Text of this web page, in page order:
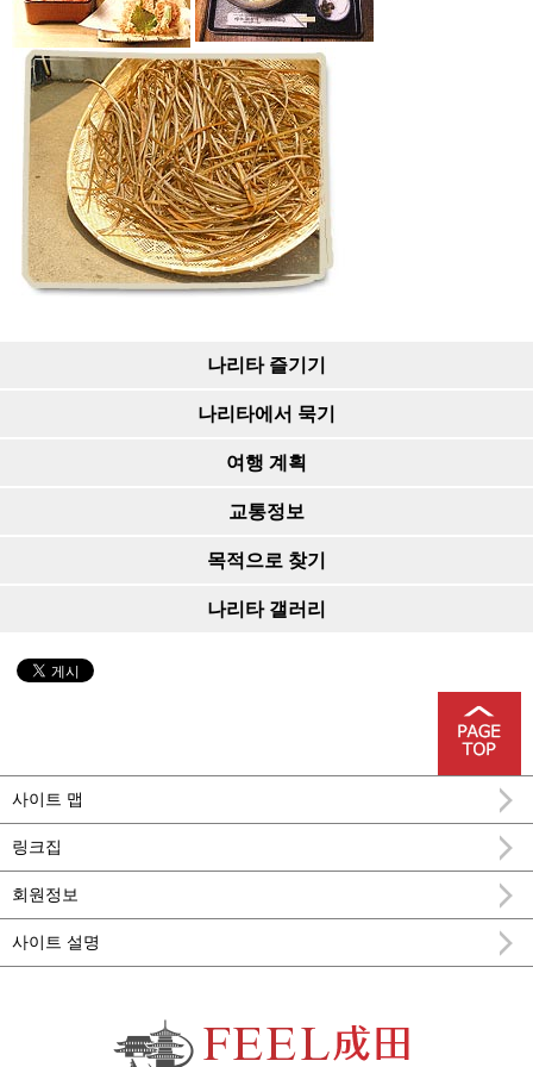
나리타 즐기기
나리타에서 묵기
여행 계획
교통정보
목적으로 찾기
나리타 갤러리
사이트 맵
링크집
회원정보
사이트 설명
FEEL 나리타 나리타시 공식 관광 정보